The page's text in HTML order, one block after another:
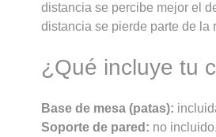
distancia se percibe mejor el
distancia se pierde parte de la
¿Qué incluye tu
Base de mesa (patas):
Soporte de pared: no